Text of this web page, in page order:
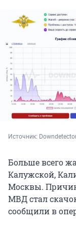
Источник:
Больше всего
Калужской,
Москвы.
МВД стал
сообщили в